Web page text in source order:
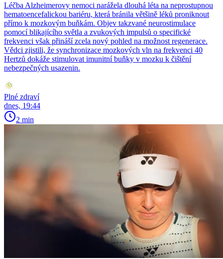
Léčba Alzheimerovy nemoci narážela dlouhá léta na neprostupnou
hematoencefalickou bariéru, která bránila většině léků proniknout
přímo k mozkovým buňkám. Objev takzvané neurostimulace
pomocí blikajícího světla a zvukových impulsů o specifické
frekvenci však přináší zcela nový pohled na možnost regenerace.
Vědci zjistili, že synchronizace mozkových vln na frekvenci 40
Hertzů dokáže stimulovat imunitní buňky v mozku k čištění
nebezpečných usazenin.
Plné zdraví
dnes, 19:44
2 min